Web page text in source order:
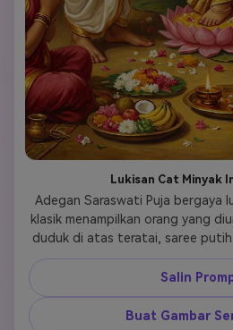
Lukisan Cat Minyak
Adegan Saraswati Puja bergaya
klasik menampilkan orang yang
duduk di atas teratai, saree putih
kuning hangat, sapuan kuas
Salin
Buat Gambar